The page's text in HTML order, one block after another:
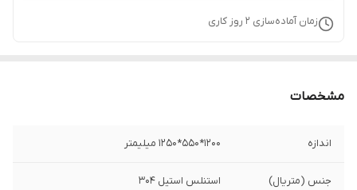
زمان آماده‌سازی 2 روز کاری
مشخصات
اندازه ۱۲۰۰*550*1250 میلیمتر
جنس (متریال) استنلس استیل 304